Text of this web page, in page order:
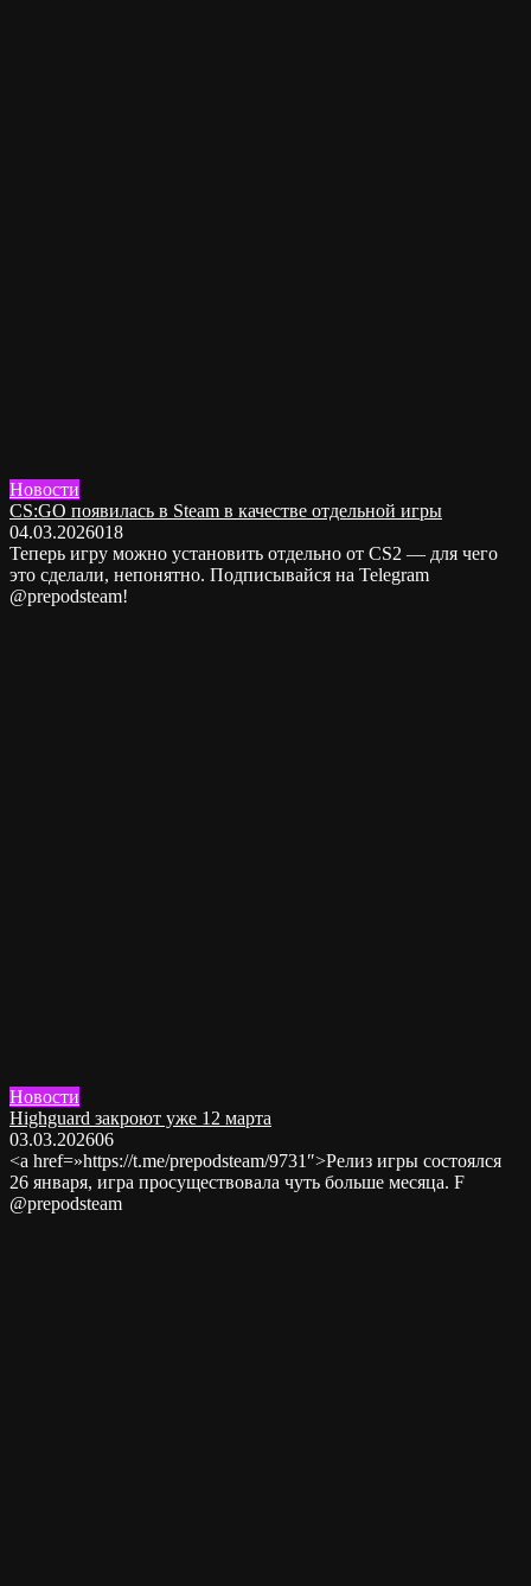
Новости
CS:GO появилась в Steam в качестве отдельной игры
04.03.2026018
Теперь игру можно установить отдельно от CS2 — для чего
это сделали, непонятно. Подписывайся на Telegram
@prepodsteam!
Новости
Highguard закроют уже 12 марта
03.03.202606
<a href=»https://t.me/prepodsteam/9731″>Релиз игры состоялся
26 января, игра просуществовала чуть больше месяца. F
@prepodsteam